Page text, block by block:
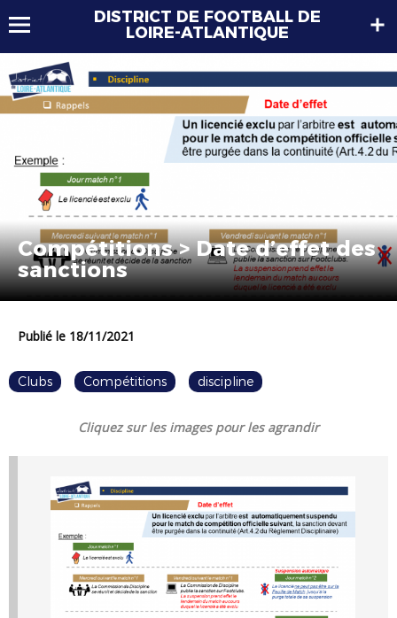
DISTRICT DE FOOTBALL DE
LOIRE-ATLANTIQUE
Compétitions > Date d’effet des
sanctions
Publié le 18/11/2021
Clubs Compétitions discipline
Cliquez sur les images pour les agrandir